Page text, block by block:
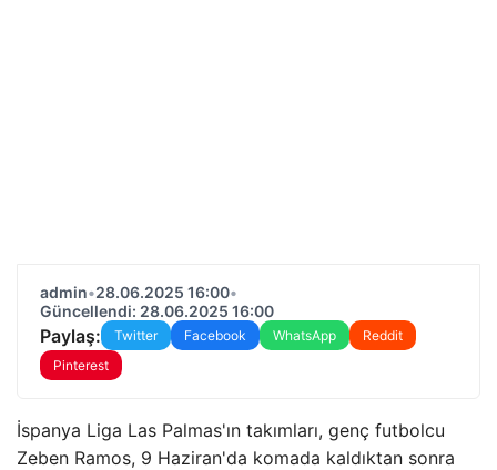
admin•28.06.2025 16:00•
Güncellendi: 28.06.2025 16:00
Paylaş: Twitter Facebook WhatsApp
Reddit
Pinterest
İspanya Liga Las Palmas'ın takımları, genç futbolcu
Zeben Ramos, 9 Haziran'da komada kaldıktan sonra